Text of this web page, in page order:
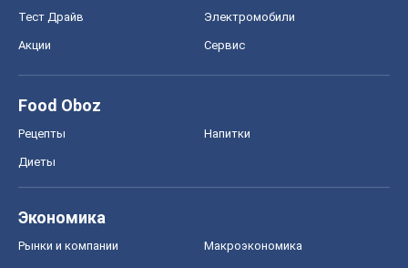
Тест Драйв Электромобили
Акции Сервис
Food Oboz
Рецепты Напитки
Диеты
Экономика
Рынки и компании Mакроэкономика